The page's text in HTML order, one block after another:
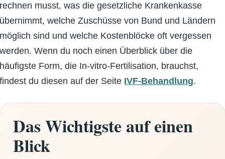
rechnen musst, was die gesetzliche Krankenkasse
übernimmt, welche Zuschüsse von Bund und Ländern
möglich sind und welche Kostenblöcke oft vergessen
werden. Wenn du noch einen Überblick über die
häufigste Form, die In-vitro-Fertilisation, brauchst,
findest du diesen auf der Seite IVF-Behandlung.
Das Wichtigste auf einen
Blick